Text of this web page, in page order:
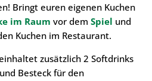
Bringt euren eigenen Kuchen
im Raum vor dem Spiel und
Kuchen im Restaurant.
zusätzlich 2 Softdrinks
Besteck für den